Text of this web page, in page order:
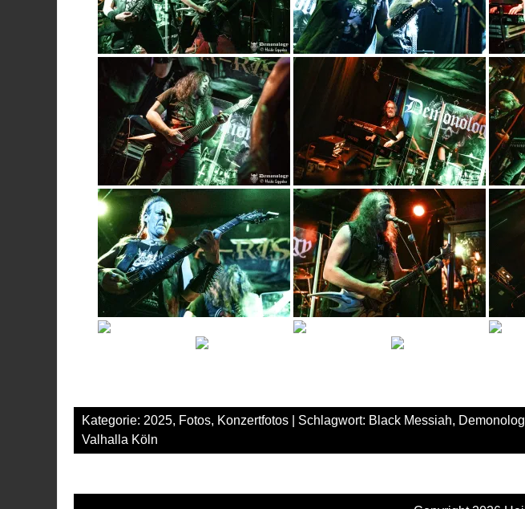
Kategorie: 2025, Fotos, Konzertfotos | Schlagwort: Black Messiah,
Valhalla Köln